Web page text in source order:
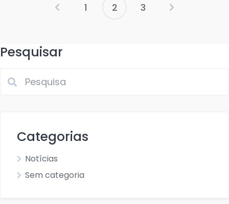
Paginação
1 2 3
Pesquisar
Categorias
Notícias
Sem categoria